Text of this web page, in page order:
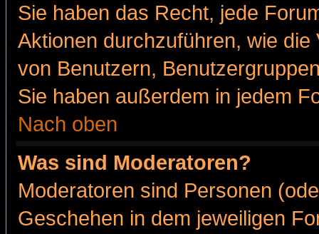
Sie haben das Recht, jede
Aktionen durchzuführen, wie
von Benutzern,
Sie haben außerdem in jedem
Nach oben
Was sind Moderatoren?
Moderatoren sind Personen
Geschehen in dem jeweiligen